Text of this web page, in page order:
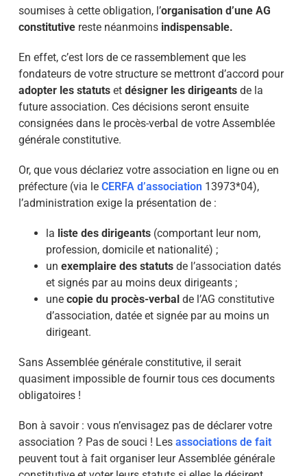
soumises à cette obligation, l’organisation d’une AG
constitutive reste néanmoins indispensable.
En effet, c’est lors de ce rassemblement que les
fondateurs de votre structure se mettront d’accord pour
adopter les statuts et désigner les dirigeantsde la
future association. Ces décisions seront ensuite
consignées dans le procès-verbal de votre Assemblée
générale constitutive.
Or, que vous déclariez votre association en ligne ou en
préfecture (via le CERFA d’association 13973*04),
l’administration exige la présentation de :
la liste des dirigeants(comportant leur nom,
profession, domicile et nationalité) ;
un exemplaire des statutsde l’association datés
et signés par au moins deux dirigeants ;
une copie du procès-verbalde l’AG constitutive
d’association, datée et signée par au moins un
dirigeant.
Sans Assemblée générale constitutive, il serait
quasiment impossible de fournir tous ces documents
obligatoires !
Bon à savoir : vous n’envisagez pas de déclarer votre
association ? Pas de souci ! Les associations de fait
peuvent tout à fait organiser leur Assemblée générale